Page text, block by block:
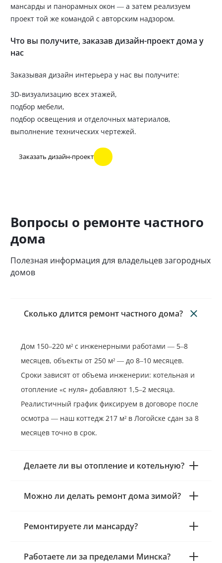
мансарды и панорамных окон — а затем реализуем
проект той же командой с авторским надзором.
Что вы получите, заказав дизайн-проект дома у
нас
Заказывая дизайн интерьера у нас вы получите:
3D-визуализацию всех этажей,
подбор мебели,
подбор освещения и отделочных материалов,
выполнение технических чертежей.
Заказать дизайн-проект
Вопросы о ремонте частного
дома
Полезная информация для владельцев загородных
домов
Сколько длится ремонт частного дома?
Дом 150–220 м² с инженерными работами — 5–8
месяцев, объекты от 250 м² — до 8–10 месяцев.
Сроки зависят от объема инженерии: котельная и
отопление «с нуля» добавляют 1,5–2 месяца.
Реалистичный график фиксируем в договоре после
осмотра — наш коттедж 217 м² в Логойске сдан за 8
месяцев точно в срок.
Делаете ли вы отопление и котельную?
Можно ли делать ремонт дома зимой?
Ремонтируете ли мансарду?
Работаете ли за пределами Минска?